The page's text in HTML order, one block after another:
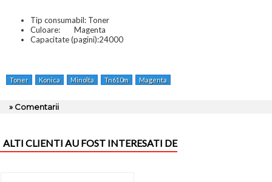
Tip consumabil: Toner
Culoare:
Magenta
Capacitate (pagini):24000
Toner Konica Minolta Tn610m Magenta
» Comentarii
ALTI CLIENTI AU FOST INTERESATI DE